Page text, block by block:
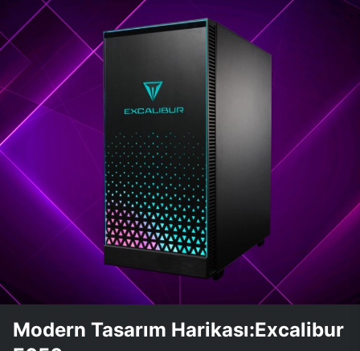
Modern Tasarım Harikası:Excalibur